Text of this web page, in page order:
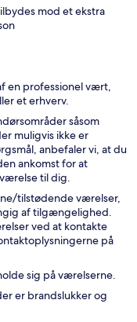
mod et ekstra
en professionel vært,
et erhverv.
såsom
muligvis ikke er
anbefaler vi, at du
ankomst for at
til dig.
tilstødende værelser,
af tilgængelighed.
ved at kontakte
på
sig på værelserne.
er brandslukker og